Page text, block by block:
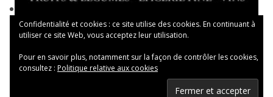
Confidentialité et cookies : ce site utilise des cookies. En continuant à
utiliser ce site Web, vous acceptez leur utilisation.
Pour en savoir plus, notamment sur la façon de contrôler les cookies,
consultez : Politique relative aux cookies